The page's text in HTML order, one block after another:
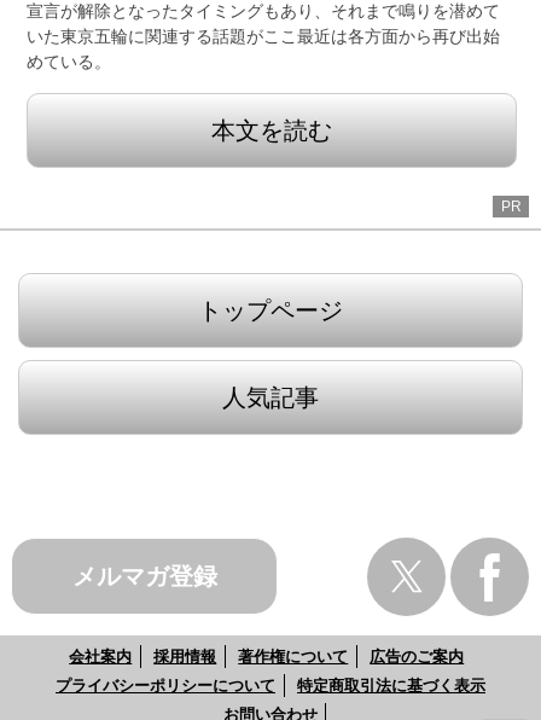
宣言が解除となったタイミングもあり、それまで鳴りを潜めて
いた東京五輪に関連する話題がここ最近は各方面から再び出始
めている。
本文を読む
PR
トップページ
人気記事
メルマガ登録
会社案内 採用情報 著作権について
広告のご案内
プライバシーポリシーについて
特定商取引法に基づく表示
お問い合わせ